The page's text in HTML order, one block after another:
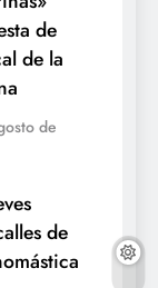
de
de la
de
de